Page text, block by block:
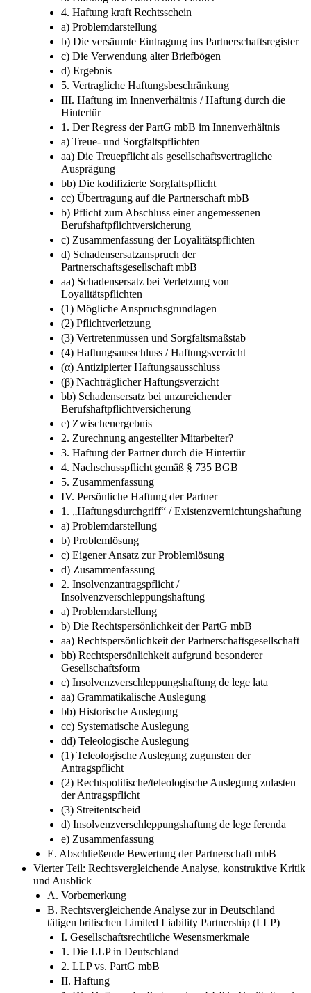
2. Persönliche (Nach-) Haftung für Altverbindlichkeiten
3. Haftung neu eintretender Partner
4. Haftung kraft Rechtsschein
a) Problemdarstellung
b) Die versäumte Eintragung ins Partnerschaftsregister
c) Die Verwendung alter Briefbögen
d) Ergebnis
5. Vertragliche Haftungsbeschränkung
III. Haftung im Innenverhältnis / Haftung durch die
Hintertür
1. Der Regress der PartG mbB im Innenverhältnis
a) Treue- und Sorgfaltspflichten
aa) Die Treuepflicht als gesellschaftsvertragliche
Ausprägung
bb) Die kodifizierte Sorgfaltspflicht
cc) Übertragung auf die Partnerschaft mbB
b) Pflicht zum Abschluss einer angemessenen
Berufshaftpflichtversicherung
c) Zusammenfassung der Loyalitätspflichten
d) Schadensersatzanspruch der
Partnerschaftsgesellschaft mbB
aa) Schadensersatz bei Verletzung von
Loyalitätspflichten
(1) Mögliche Anspruchsgrundlagen
(2) Pflichtverletzung
(3) Vertretenmüssen und Sorgfaltsmaßstab
(4) Haftungsausschluss / Haftungsverzicht
(α) Antizipierter Haftungsausschluss
(β) Nachträglicher Haftungsverzicht
bb) Schadensersatz bei unzureichender
Berufshaftpflichtversicherung
e) Zwischenergebnis
2. Zurechnung angestellter Mitarbeiter?
3. Haftung der Partner durch die Hintertür
4. Nachschusspflicht gemäß § 735 BGB
5. Zusammenfassung
IV. Persönliche Haftung der Partner
1. „Haftungsdurchgriff“ / Existenzvernichtungshaftung
a) Problemdarstellung
b) Problemlösung
c) Eigener Ansatz zur Problemlösung
d) Zusammenfassung
2. Insolvenzantragspflicht /
Insolvenzverschleppungshaftung
a) Problemdarstellung
b) Die Rechtspersönlichkeit der PartG mbB
aa) Rechtspersönlichkeit der Partnerschaftsgesellschaft
bb) Rechtspersönlichkeit aufgrund besonderer
Gesellschaftsform
c) Insolvenzverschleppungshaftung de lege lata
aa) Grammatikalische Auslegung
bb) Historische Auslegung
cc) Systematische Auslegung
dd) Teleologische Auslegung
(1) Teleologische Auslegung zugunsten der
Antragspflicht
(2) Rechtspolitische/teleologische Auslegung zulasten
der Antragspflicht
(3) Streitentscheid
d) Insolvenzverschleppungshaftung de lege ferenda
e) Zusammenfassung
E. Abschließende Bewertung der Partnerschaft mbB
Vierter Teil: Rechtsvergleichende Analyse, konstruktive Kritik
und Ausblick
A. Vorbemerkung
B. Rechtsvergleichende Analyse zur in Deutschland
tätigen britischen Limited Liability Partnership (LLP)
I. Gesellschaftsrechtliche Wesensmerkmale
1. Die LLP in Deutschland